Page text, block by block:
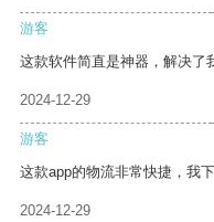
游客
这款软件简直是神器，解决了
2024-12-29
游客
这款app的物流非常快捷，我
2024-12-29